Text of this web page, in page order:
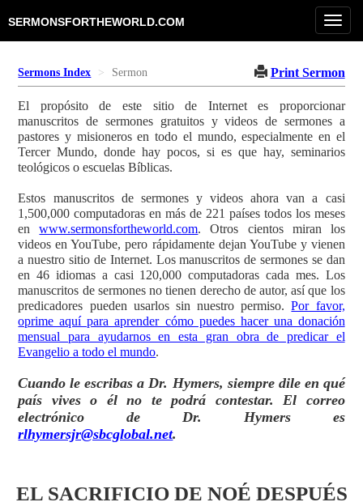
SERMONSFORTHEWORLD.COM
Sermons Index Sermon Print Sermon
El propósito de este sitio de Internet es proporcionar
manuscritos de sermones gratuitos y videos de sermones a
pastores y misioneros en todo el mundo, especialmente en el
Tercer Mundo, donde hay pocos, si es que hay, seminarios
teológicos o escuelas Bíblicas.
Estos manuscritos de sermones y videos ahora van a casi
1,500,000 computadoras en más de 221 países todos los meses
enwww.sermonsfortheworld.com. Otros cientos miran los
videos en YouTube, pero rápidamente dejan YouTube y vienen
a nuestro sitio de Internet. Los manuscritos de sermones se dan
en 46 idiomas a casi 120,000 computadoras cada mes. Los
manuscritos de sermones no tienen derecho de autor, así que los
predicadores pueden usarlos sin nuestro permiso.Por favor,
oprime aquí para aprender cómo puedes hacer una donación
mensual para ayudarnos en esta gran obra de predicar el
Evangelio a todo el mundo.
Cuando le escribas a Dr. Hymers, siempre dile en qué
país vives o él no te podrá contestar. El correo
electrónico de Dr. Hymers es
rlhymersjr@sbcglobal.net.
EL SACRIFICIO DE NOÉ DESPUÉS